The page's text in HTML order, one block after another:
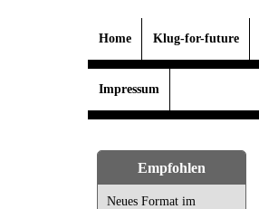
Home Klug-for-future
Impressum
Empfohlen
Neues Format im